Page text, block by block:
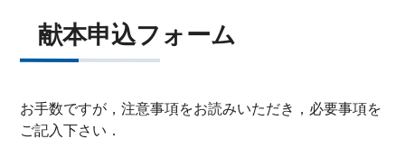
献本申込フォーム
お手数ですが，注意事項をお読みいただき，必要事項を
ご記入下さい．